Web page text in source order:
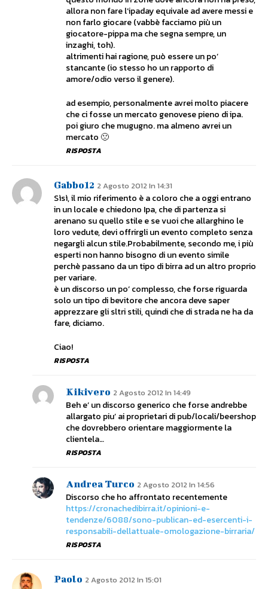
allora non fare l’ipaday equivale ad avere messi e
non farlo giocare (vabbè facciamo più un
giocatore-pippa ma che segna sempre, un
inzaghi, toh).
altrimenti hai ragione, può essere un po’
stancante (io stesso ho un rapporto di
amore/odio verso il genere).
ad esempio, personalmente avrei molto piacere
che ci fosse un mercato genovese pieno di ipa.
poi giuro che mugugno. ma almeno avrei un
mercato 🙁
RISPOSTA
Gabbo12 2 Agosto 2012 In 14:31
Sìsì, il mio riferimento è a coloro che a oggi entrano
in un locale e chiedono Ipa, che di partenza si
arenano su quello stile e se vuoi che allarghino le
loro vedute, devi offrirgli un evento completo senza
negargli alcun stile.Probabilmente, secondo me, i più
esperti non hanno bisogno di un evento simile
perchè passano da un tipo di birra ad un altro proprio
per variare.
è un discorso un po’ complesso, che forse riguarda
solo un tipo di bevitore che ancora deve saper
apprezzare gli sltri stili, quindi che di strada ne ha da
fare, diciamo.
Ciao!
RISPOSTA
Kikivero 2 Agosto 2012 In 14:49
Beh e’ un discorso generico che forse andrebbe
allargato piu’ ai proprietari di pub/locali/beershop
che dovrebbero orientare maggiormente la
clientela…
RISPOSTA
Andrea Turco 2 Agosto 2012 In 14:56
Discorso che ho affrontato recentemente
https://cronachedibirra.it/opinioni-e-
tendenze/6088/sono-publican-ed-esercenti-i-
responsabili-dellattuale-omologazione-birraria/
RISPOSTA
Paolo 2 Agosto 2012 In 15:01